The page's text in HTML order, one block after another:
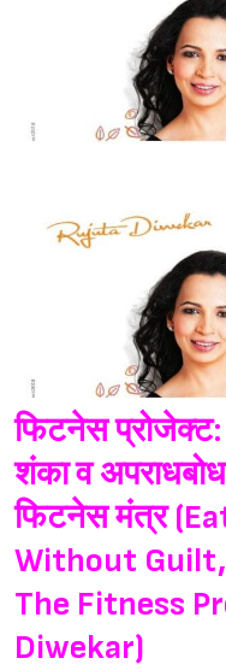
फिटनेस प्रोजेक्ट:
शंका व
फिटनेस मंत्र
Without
The Fitness
Diwekar)